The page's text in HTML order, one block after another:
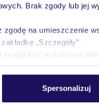
Brak zgody lub jej
zgodę na umieszczenie
„Szczegóły”
znajdziesz w polityce
Spersonalizuj
Sejf hotelowy Wi-Fi w
domowe na zapytanie: bez